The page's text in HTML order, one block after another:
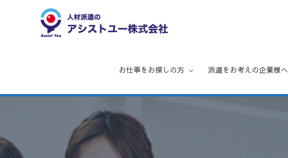
お仕事をお探しの方 派遣をお考えの企業様へ